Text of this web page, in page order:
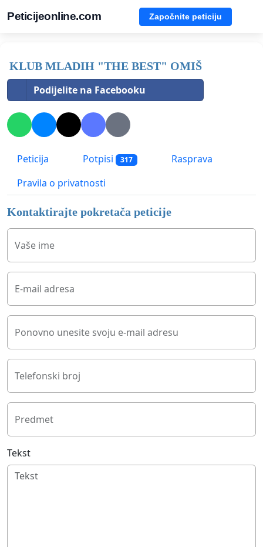
Peticijeonline.com Započnite peticiju
KLUB MLADIH "THE BEST" OMIŠ
Podijelite na Facebooku
Peticija Potpisi 317
Rasprava
Pravila o privatnosti
Kontaktirajte pokretača peticije
Vaše ime
E-mail adresa
Ponovno unesite svoju e-mail adresu
Telefonski broj
Predmet
Tekst